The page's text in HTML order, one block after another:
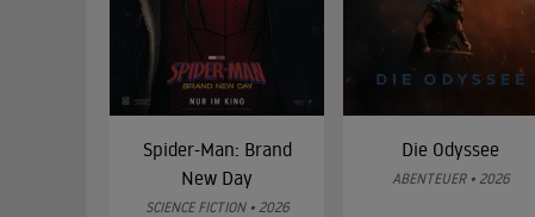
Spider-Man: Brand
New Day
SCIENCE FICTION • 2026
Die Odyssee
ABENTEUER • 2026